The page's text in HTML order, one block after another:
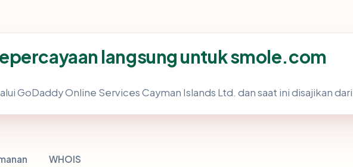
langsung untuk smole.com
GoDaddy Online Services Cayman Islands Ltd. dan saat ini disajikan
WHOIS